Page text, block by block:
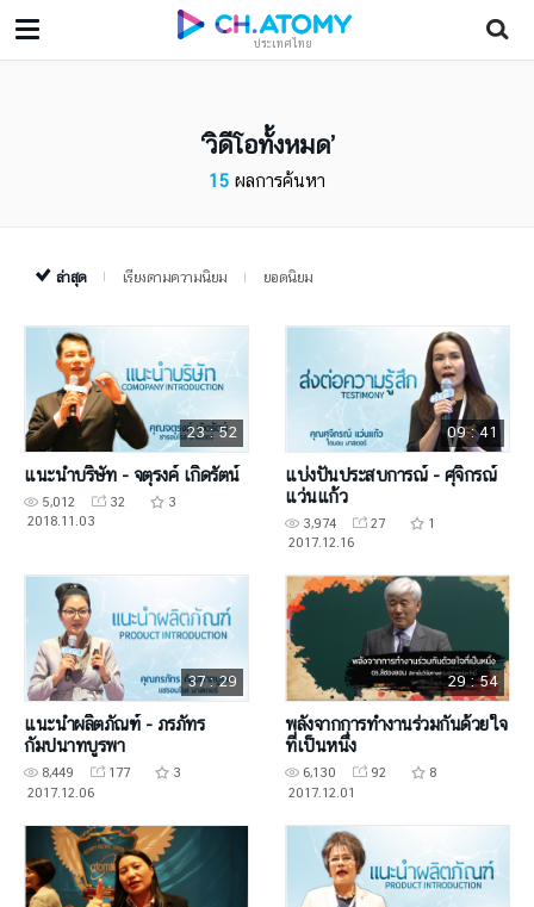
ประเทศไทย
วิดีโอทั้งหมด
15 ผลการค้นหา
ล่าสุด เรียงตามความนิยม ยอดนิยม
23 : 52
แนะนำบริษัท - จตุรงค์ เกิดรัตน์
5,012 32
3
2018.11.03
09 : 41
แบ่งปันประสบการณ์ - ศุจิกรณ์
แว่นแก้ว
3,974 27
1
2017.12.16
37 : 29
แนะนำผลิตภัณฑ์ - ภรภัทร
กัมปนาทบูรพา
8,449 177
3
2017.12.06
29 : 54
พลังจากการทำงานร่วมกันด้วยใจ
ที่เป็นหนึ่ง
6,130 92
8
2017.12.01